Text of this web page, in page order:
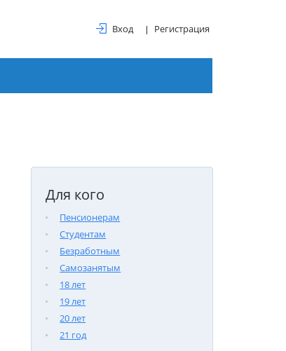
Вход Регистрация
Для кого
Пенсионерам
Студентам
Безработным
Самозанятым
18 лет
19 лет
20 лет
21 год